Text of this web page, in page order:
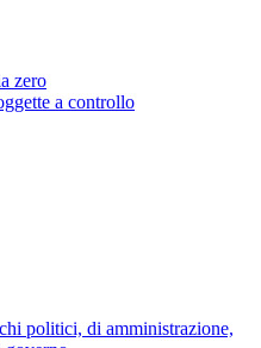
zero
a controllo
politici, di amministrazione,